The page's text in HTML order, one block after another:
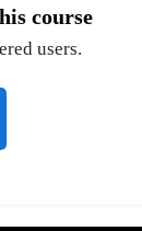
course
users.